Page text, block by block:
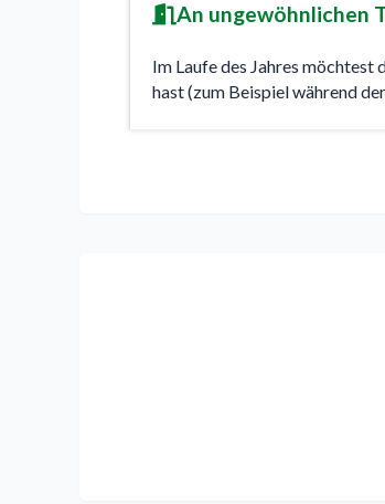
An ungewöhnlichen
Im Laufe des Jahres möchtest
hast (zum Beispiel während